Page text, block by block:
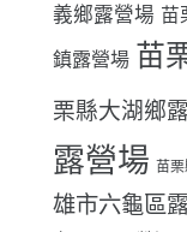
義鄉露營場 苗
鎮露營場 苗
栗縣大湖鄉
露營場 苗
雄市六龜區